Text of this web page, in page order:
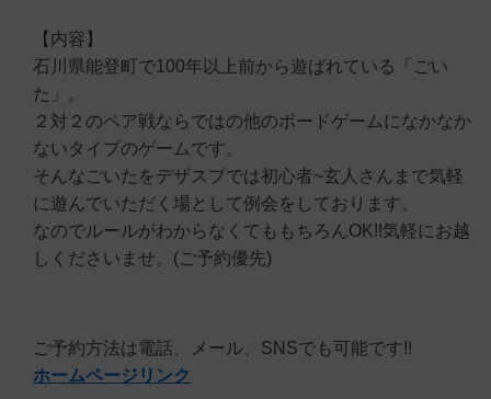
【内容】
石川県能登町で100年以上前から遊ばれている「ごい
た」。
２対２のペア戦ならではの他のボードゲームになかなか
ないタイプのゲームです。
そんなごいたをデザスプでは初心者~玄人さんまで気軽
に遊んでいただく場として例会をしております。
なのでルールがわからなくてももちろんOK!!気軽にお越
しくださいませ。(ご予約優先)
ご予約方法は電話、メール、SNSでも可能です!!
ホームページリンク